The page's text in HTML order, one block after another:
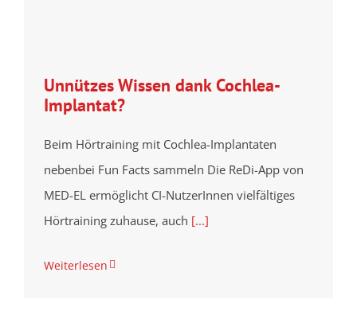
Unnützes Wissen dank Cochlea-
Implantat?
Beim Hörtraining mit Cochlea-Implantaten
nebenbei Fun Facts sammeln Die ReDi-App von
MED-EL ermöglicht CI-NutzerInnen vielfältiges
Hörtraining zuhause, auch [...]
Weiterlesen